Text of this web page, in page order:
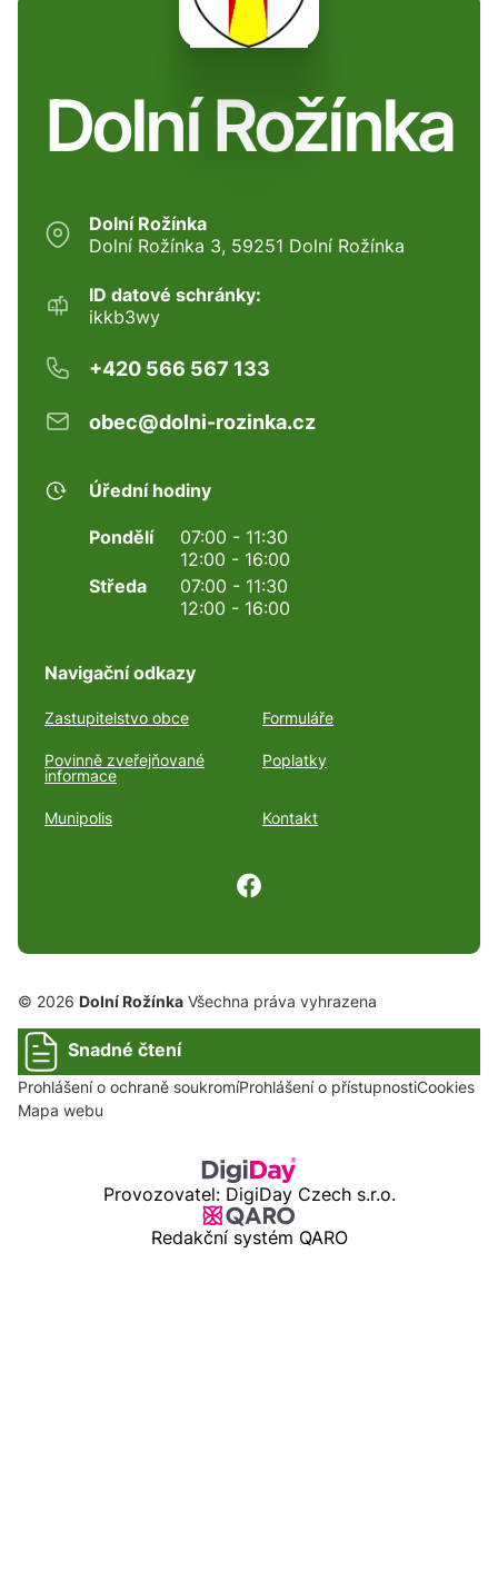
Dolní Rožínka
Dolní Rožínka
Dolní Rožínka 3, 59251 Dolní Rožínka
ID datové schránky:
ikkb3wy
+420 566 567 133
obec@dolni-rozinka.cz
Úřední hodiny
Pondělí
07:00 - 11:30
12:00 - 16:00
Středa
07:00 - 11:30
12:00 - 16:00
Navigační odkazy
Zastupitelstvo obce Formuláře
Povinně zveřejňované
informace
Poplatky
Munipolis Kontakt
© 2026 Dolní Rožínka Všechna práva vyhrazena
Snadné čtení
Prohlášení o ochraně soukromíProhlášení o přístupnostiCookies
Mapa webu
Provozovatel: DigiDay Czech s.r.o.
Redakční systém QARO